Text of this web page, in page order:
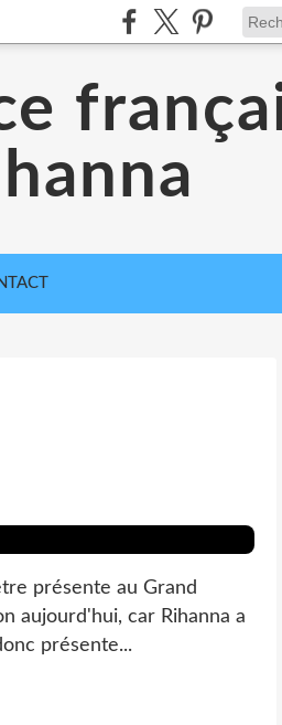
présente au Grand
aujourd'hui, car Rihanna a
présente...